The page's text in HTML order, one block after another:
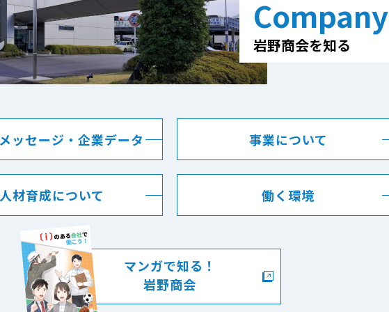
Company
岩野商会を知る
ッセージ・企業データ 事業について
材育成について 働く環境
マンガで知る！
岩野商会